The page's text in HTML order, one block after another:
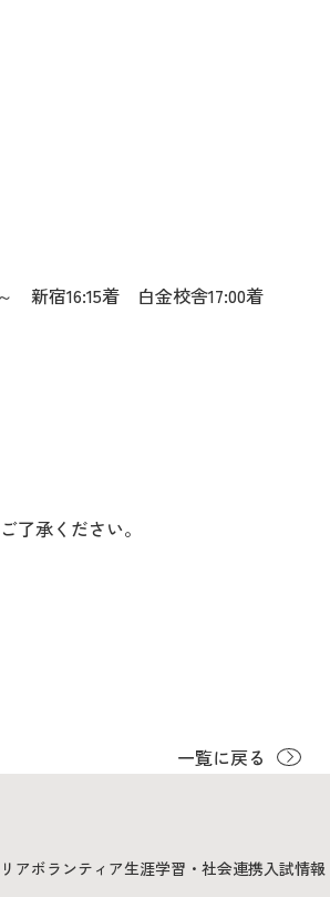
新宿16:15着 白金校舎17:00着
了承ください。
一覧に戻る
アボランティア生涯学習・社会連携入試情報